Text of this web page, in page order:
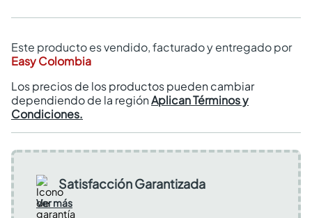
Este producto es vendido, facturado y entregado por
Easy Colombia
Los precios de los productos pueden cambiar
dependiendo de la regiónAplican Términos y
Condiciones.
Satisfacción Garantizada
Ver más